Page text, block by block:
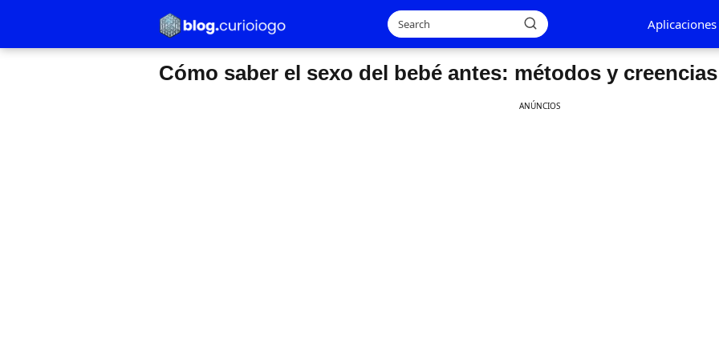
Aplicaciones
Cómo saber el sexo del bebé antes: métodos y creencias
ANÚNCIOS